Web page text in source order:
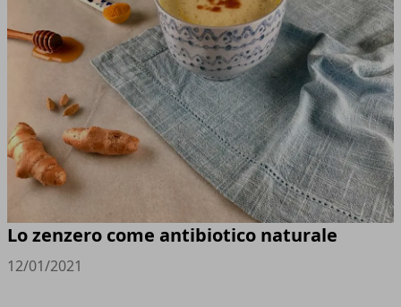
Lo zenzero come antibiotico naturale
12/01/2021